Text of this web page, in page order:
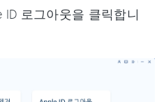
로그아웃을 클릭합니